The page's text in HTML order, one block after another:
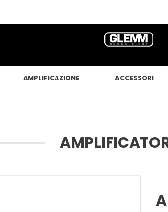
AMPLIFICAZIONE ACCESSORI